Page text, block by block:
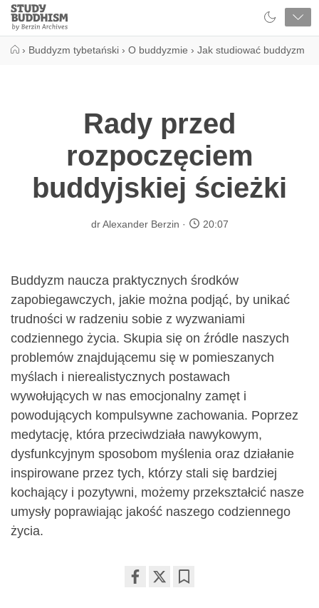
Close
Study
Buddhism
› Buddyzm tybetański › O buddyzmie › Jak studiować buddyzm
Rady przed
rozpoczęciem
buddyjskiej ścieżki
dr Alexander Berzin 20:07
Buddyzm naucza praktycznych środków
zapobiegawczych, jakie można podjąć, by unikać
trudności w radzeniu sobie z wyzwaniami
codziennego życia. Skupia się on źródle naszych
problemów znajdującemu się w pomieszanych
myślach i nierealistycznych postawach
wywołujących w nas emocjonalny zamęt i
powodujących kompulsywne zachowania. Poprzez
medytację, która przeciwdziała nawykowym,
dysfunkcyjnym sposobom myślenia oraz działanie
inspirowane przez tych, którzy stali się bardziej
kochający i pozytywni, możemy przekształcić nasze
umysły poprawiając jakość naszego codziennego
życia.